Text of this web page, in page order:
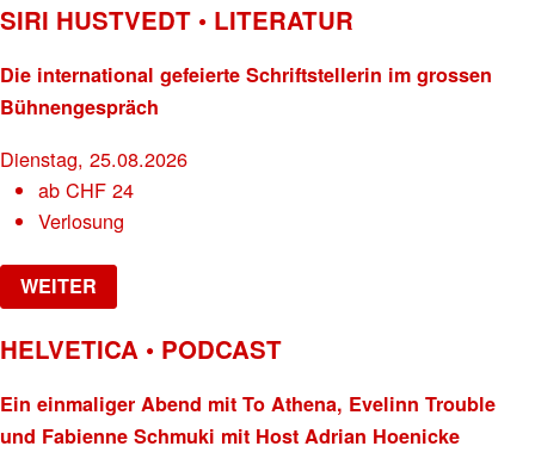
SIRI HUSTVEDT • LITERATUR
Die international gefeierte Schriftstellerin im grossen
Bühnengespräch
Dienstag, 25.08.2026
abCHF 24
Verlosung
WEITER
HELVETICA • PODCAST
Ein einmaliger Abend mit To Athena, Evelinn Trouble
und Fabienne Schmuki mit Host Adrian Hoenicke